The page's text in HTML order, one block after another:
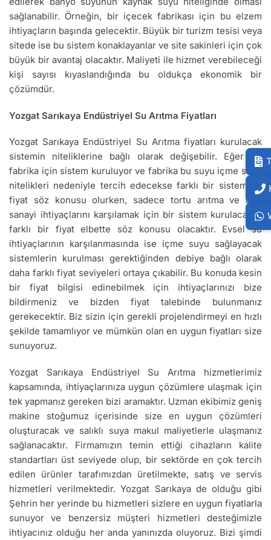
sağlanabilir. Örneğin, bir içecek fabrikası için bu elzem
ihtiyaçların başında gelecektir. Büyük bir turizm tesisi veya
sitede ise bu sistem konaklayanlar ve site sakinleri için çok
büyük bir avantaj olacaktır. Maliyeti ile hizmet verebileceği
kişi sayısı kıyaslandığında bu oldukça ekonomik bir
çözümdür.
Yozgat Sarıkaya Endüstriyel Su Arıtma Fiyatları
Yozgat Sarıkaya Endüstriyel Su Arıtma fiyatları kurulacak
sistemin niteliklerine bağlı olarak değişebilir. Eğer bir
fabrika için sistem kuruluyor ve fabrika bu suyu içme suyu
nitelikleri nedeniyle tercih edecekse farklı bir sistem ve
fiyat söz konusu olurken, sadece tortu arıtma ve ağır
sanayi ihtiyaçlarını karşılamak için bir sistem kurulacaksa
farklı bir fiyat elbette söz konusu olacaktır. Evsel su
ihtiyaçlarının karşılanmasında ise içme suyu sağlayacak
sistemlerin kurulması gerektiğinden debiye bağlı olarak
daha farklı fiyat seviyeleri ortaya çıkabilir. Bu konuda kesin
bir fiyat bilgisi edinebilmek için ihtiyaçlarınızı bize
bildirmeniz ve bizden fiyat talebinde bulunmanız
gerekecektir. Biz sizin için gerekli projelendirmeyi en hızlı
şekilde tamamlıyor ve mümkün olan en uygun fiyatları size
sunuyoruz.
Yozgat Sarıkaya Endüstriyel Su Arıtma hizmetlerimiz
kapsamında, ihtiyaçlarınıza uygun çözümlere ulaşmak için
tek yapmanız gereken bizi aramaktır. Uzman ekibimiz geniş
makine stoğumuz içerisinde size en uygun çözümleri
oluşturacak ve salıklı suya makul maliyetlerle ulaşmanız
sağlanacaktır. Firmamızın temin ettiği cihazların kalite
standartları üst seviyede olup, bir sektörde en çok tercih
edilen ürünler tarafımızdan üretilmekte, satış ve servis
hizmetleri verilmektedir. Yozgat Sarıkaya de olduğu gibi
Şehrin her yerinde bu hizmetleri sizlere en uygun fiyatlarla
sunuyor ve benzersiz müşteri hizmetleri desteğimizle
ihtiyacınız olduğu her anda yanınızda oluyoruz. Bizi şimdi